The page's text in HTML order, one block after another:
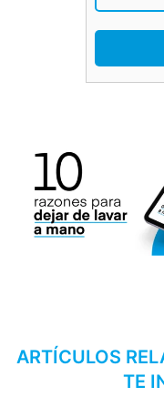
ARTÍCULOS
TE